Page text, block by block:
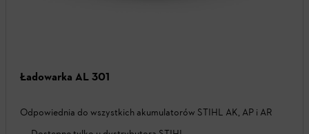
Ładowarka AL 301
Odpowiednia do wszystkich akumulatorów STIHL AK, AP i AR